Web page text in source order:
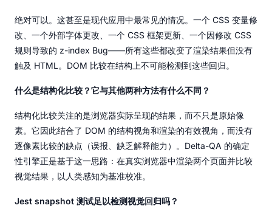
绝对可以。这甚至是现代应用中最常见的情况。一个 CSS 变量修
改、一个外部字体更改、一个 CSS 框架更新、一个因修改 CSS
规则导致的 z-index Bug——所有这些都改变了渲染结果但没有
触及 HTML。DOM 比较在结构上不可能检测到这些回归。
什么是结构化比较？它与其他两种方法有什么不同？
结构化比较关注的是浏览器实际呈现的结果，而不只是原始像
素。它因此结合了 DOM 的结构视角和渲染的有效视角，而没有
逐像素比较的缺点（误报、缺乏解释能力）。Delta-QA 的确定
性引擎正是基于这一思路：在真实浏览器中渲染两个页面并比较
视觉结果，以人类感知为基准校准。
Jest snapshot 测试足以检测视觉回归吗？